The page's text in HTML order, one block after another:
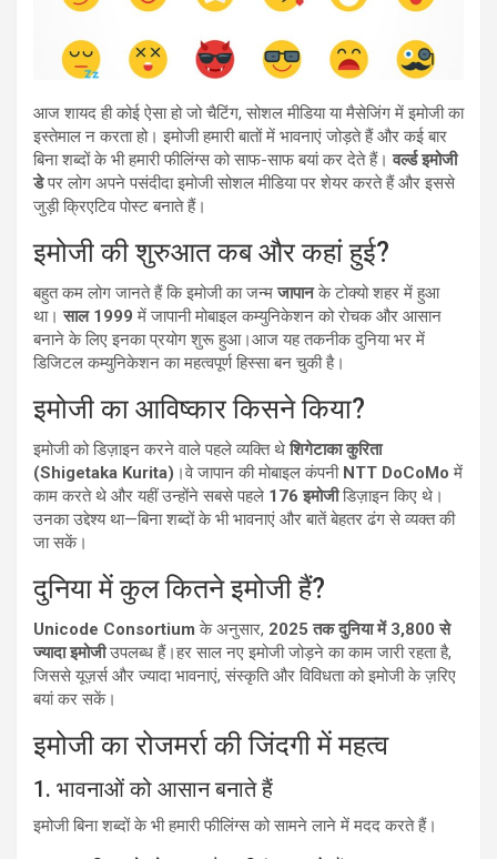
आज शायद ही कोई ऐसा हो जो चैटिंग, सोशल मीडिया या मैसेजिंग में इमोजी का
इस्तेमाल न करता हो। इमोजी हमारी बातों में भावनाएं जोड़ते हैं और कई बार
बिना शब्दों के भी हमारी फीलिंग्स को साफ-साफ बयां कर देते हैं।वर्ल्ड इमोजी
डेपर लोग अपने पसंदीदा इमोजी सोशल मीडिया पर शेयर करते हैं और इससे
जुड़ी क्रिएटिव पोस्ट बनाते हैं।
इमोजी की शुरुआत कब और कहां हुई?
बहुत कम लोग जानते हैं कि इमोजी का जन्मजापानके टोक्यो शहर में हुआ
था।साल 1999 में जापानी मोबाइल कम्युनिकेशन को रोचक और आसान
बनाने के लिए इनका प्रयोग शुरू हुआ।आज यह तकनीक दुनिया भर में
डिजिटल कम्युनिकेशन का महत्वपूर्ण हिस्सा बन चुकी है।
इमोजी का आविष्कार किसने किया?
इमोजी को डिज़ाइन करने वाले पहले व्यक्ति थेशिगेटाका कुरिता
(Shigetaka Kurita) ।वे जापान की मोबाइल कंपनी NTT DoCoMo में
काम करते थे और यहीं उन्होंने सबसे पहले 176 इमोजीडिज़ाइन किए थे।
उनका उद्देश्य था—बिना शब्दों के भी भावनाएं और बातें बेहतर ढंग से व्यक्त की
जा सकें।
दुनिया में कुल कितने इमोजी हैं?
Unicode Consortium के अनुसार, 2025 तक दुनिया में 3,800 से
ज्यादा इमोजीउपलब्ध हैं।हर साल नए इमोजी जोड़ने का काम जारी रहता है,
जिससे यूज़र्स और ज्यादा भावनाएं, संस्कृति और विविधता को इमोजी के ज़रिए
बयां कर सकें।
इमोजी का रोजमर्रा की जिंदगी में महत्व
1. भावनाओं को आसान बनाते हैं
इमोजी बिना शब्दों के भी हमारी फीलिंग्स को सामने लाने में मदद करते हैं।